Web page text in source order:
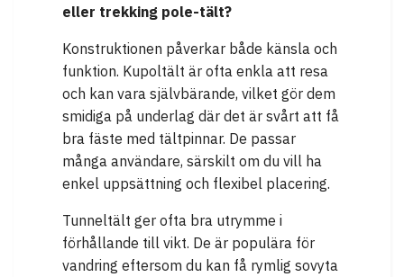
eller trekking pole-tält?
Konstruktionen påverkar både känsla och
funktion. Kupoltält är ofta enkla att resa
och kan vara självbärande, vilket gör dem
smidiga på underlag där det är svårt att få
bra fäste med tältpinnar. De passar
många användare, särskilt om du vill ha
enkel uppsättning och flexibel placering.
Tunneltält ger ofta bra utrymme i
förhållande till vikt. De är populära för
vandring eftersom du kan få rymlig sovyta